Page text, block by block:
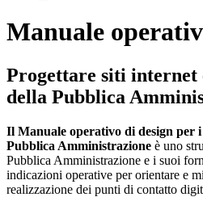
Manuale
Progettare siti
della Pubblica
Il Manuale operativo di design per
Pubblica Amministrazione è uno
Pubblica Amministrazione e i suoi
indicazioni operative per orientare e
realizzazione dei punti di contatto